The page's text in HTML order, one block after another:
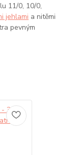
11/0, 10/0,
jehlami a nitěmi
pevným